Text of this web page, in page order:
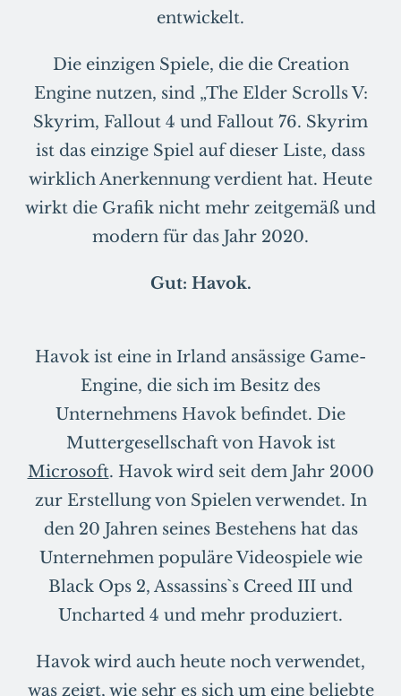
entwickelt.
Die einzigen Spiele, die die Creation
Engine nutzen, sind „The Elder Scrolls V:
Skyrim, Fallout 4 und Fallout 76. Skyrim
ist das einzige Spiel auf dieser Liste, dass
wirklich Anerkennung verdient hat. Heute
wirkt die Grafik nicht mehr zeitgemäß und
modern für das Jahr 2020.
Gut: Havok.
Havok ist eine in Irland ansässige Game-
Engine, die sich im Besitz des
Unternehmens Havok befindet. Die
Muttergesellschaft von Havok ist
Microsoft. Havok wird seit dem Jahr 2000
zur Erstellung von Spielen verwendet. In
den 20 Jahren seines Bestehens hat das
Unternehmen populäre Videospiele wie
Black Ops 2, Assassins`s Creed III und
Uncharted 4 und mehr produziert.
Havok wird auch heute noch verwendet,
was zeigt, wie sehr es sich um eine beliebte